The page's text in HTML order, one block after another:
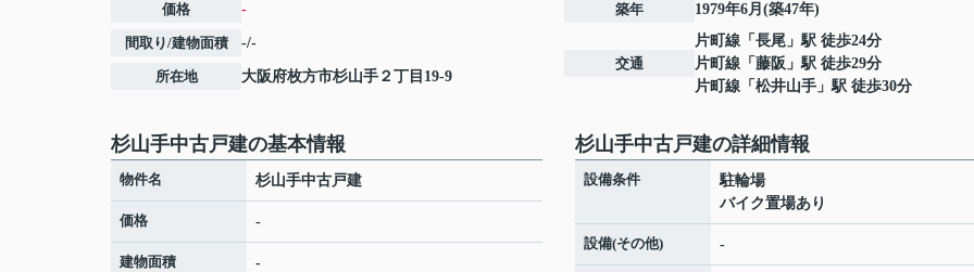
価格 -
間取り/建物面積 -/-
所在地 大阪府枚方市杉山手 ２丁目19-9
築年 1979年6月(築47年)
交通
片町線 「 長尾 」駅 徒歩24分
片町線 「 藤阪 」駅 徒歩29分
片町線 「 松井山手 」駅 徒歩30分
杉山手中古戸建の基本情報
物件名 杉山手中古戸建
価格 -
建物面積 -
杉山手中古戸建の詳細情報
設備条件
駐輪場
バイク置場あり
設備(その他) -